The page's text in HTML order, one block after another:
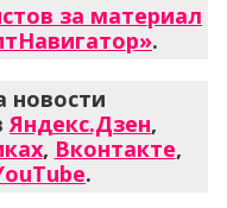
за материал
.
новости
Яндекс.Дзен,
, Вконтакте,
.